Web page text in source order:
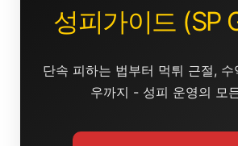
성피가이드 (SP
단속 피하는 법부터 먹튀 근절,
우까지 - 성피 운영의 모